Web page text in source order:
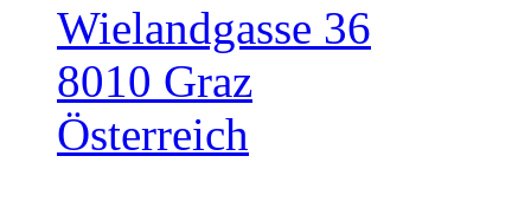
Wielandgasse 36
8010 Graz
Österreich